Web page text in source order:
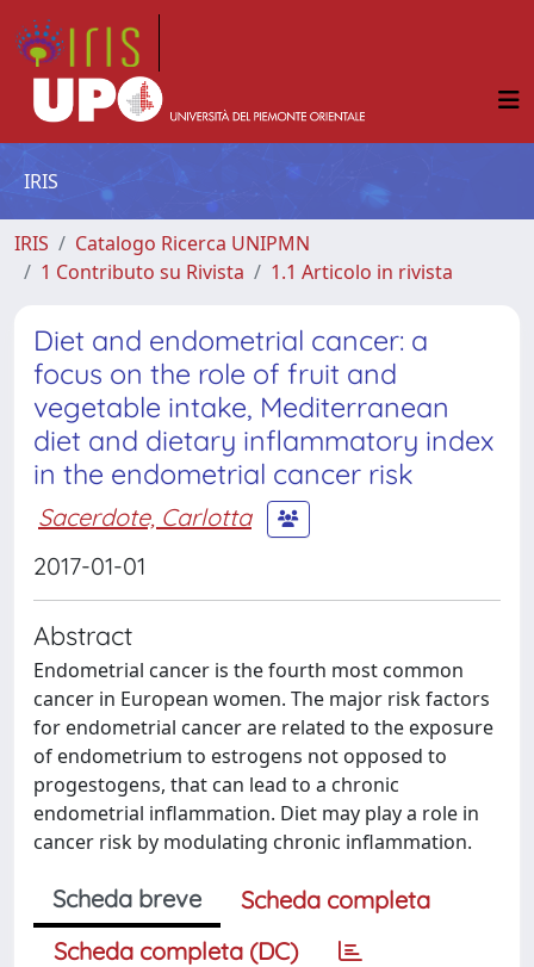
IRIS
IRIS
Catalogo Ricerca UNIPMN
1 Contributo su Rivista
1.1 Articolo in rivista
Diet and endometrial cancer: a
focus on the role of fruit and
vegetable intake, Mediterranean
diet and dietary inflammatory index
in the endometrial cancer risk
Sacerdote, Carlotta
2017-01-01
Abstract
Endometrial cancer is the fourth most common
cancer in European women. The major risk factors
for endometrial cancer are related to the exposure
of endometrium to estrogens not opposed to
progestogens, that can lead to a chronic
endometrial inflammation. Diet may play a role in
cancer risk by modulating chronic inflammation.
Scheda breve
Scheda completa
Scheda completa (DC)